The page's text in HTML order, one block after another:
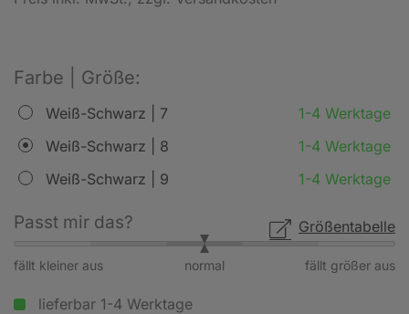
Farbe | Größe:
Weiß-Schwarz | 7
1-4 Werktage
Weiß-Schwarz | 8
1-4 Werktage
Weiß-Schwarz | 9
1-4 Werktage
Größentabelle
Passt mir das?
fällt kleiner aus fällt größer aus
normal
lieferbar 1-4 Werktage